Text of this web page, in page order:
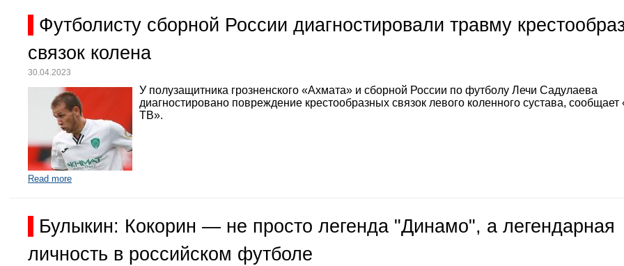
Футболисту сборной России диагностировали травму
связок колена
30.04.2023
У полузащитника грозненского «Ахмата» и сборной России по футболу Лечи Садулаева
диагностировано повреждение крестообразных связок левого коленного сустава, сообщает
ТВ».
Read more
Булыкин: Кокорин — не просто легенда "Динамо", а легендарная
личность в российском футболе